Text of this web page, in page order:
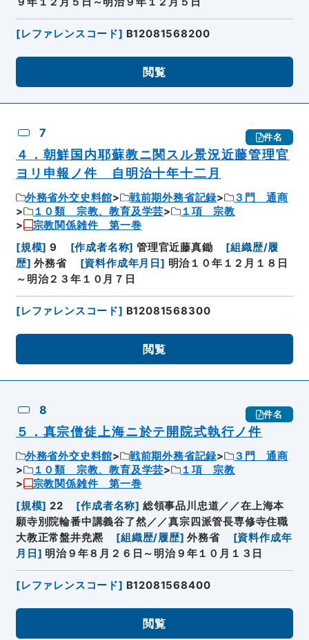
[レファレンスコード] B12081568200
閲覧
7 件名
４．朝鮮国内耶蘇教ニ関スル景況近藤管理官
ヨリ申報ノ件 自明治十年十二月
外務省外交史料館 戦前期外務省記録
３門 通商
１０類 宗教、教育及学芸
１項 宗教
宗教関係雑件 第一巻
[規模] 9 [作成者名称] 管理官近藤真鋤 [組織歴/履
歴] 外務省 [資料作成年月日] 明治１０年１２月１８日
～明治２３年１０月７日
[レファレンスコード] B12081568300
閲覧
8 件名
５．真宗僧徒上海ニ於テ開院式執行ノ件
外務省外交史料館 戦前期外務省記録
３門 通商
１０類 宗教、教育及学芸
１項 宗教
宗教関係雑件 第一巻
[規模] 22 [作成者名称] 総領事品川忠道／／在上海本
願寺別院輪番中講義谷了然／／真宗四派管長専修寺住職
大教正常盤井尭凞
[組織歴/履歴] 外務省 [資料作成年
月日 ] 明治９年８月２６日～明治９年１０月１３日
[レファレンスコード] B12081568400
閲覧